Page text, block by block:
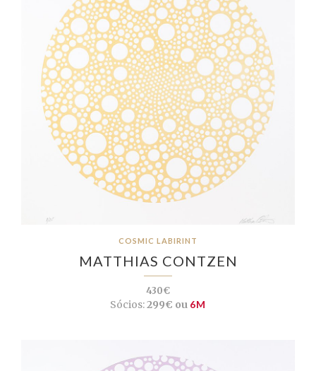
COSMIC LABIRINT
MATTHIAS CONTZEN
430€
Sócios:299€ ou 6M